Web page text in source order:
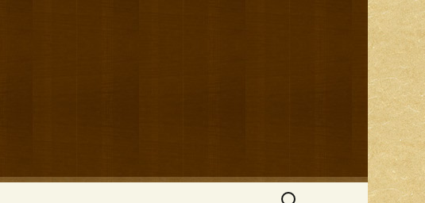
ブログ
検